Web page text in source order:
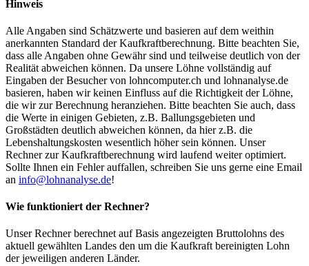
Hinweis
Alle Angaben sind Schätzwerte und basieren auf dem weithin
anerkannten Standard der Kaufkraftberechnung. Bitte beachten Sie,
dass alle Angaben ohne Gewähr sind und teilweise deutlich von der
Realität abweichen können. Da unsere Löhne vollständig auf
Eingaben der Besucher von lohncomputer.ch und lohnanalyse.de
basieren, haben wir keinen Einfluss auf die Richtigkeit der Löhne,
die wir zur Berechnung heranziehen. Bitte beachten Sie auch, dass
die Werte in einigen Gebieten, z.B. Ballungsgebieten und
Großstädten deutlich abweichen können, da hier z.B. die
Lebenshaltungskosten wesentlich höher sein können. Unser
Rechner zur Kaufkraftberechnung wird laufend weiter optimiert.
Sollte Ihnen ein Fehler auffallen, schreiben Sie uns gerne eine Email
an info@lohnanalyse.de!
Wie funktioniert der Rechner?
Unser Rechner berechnet auf Basis angezeigten Bruttolohns des
aktuell gewählten Landes den um die Kaufkraft bereinigten Lohn
der jeweiligen anderen Länder.